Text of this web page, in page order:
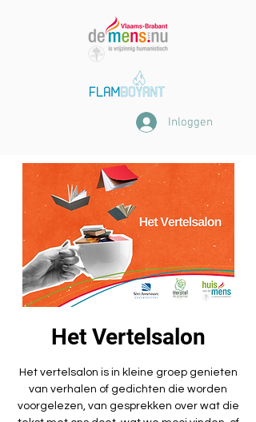
Inloggen
Het Vertelsalon
Het vertelsalon is in kleine groep genieten
van verhalen of gedichten die worden
voorgelezen, van gesprekken over wat die